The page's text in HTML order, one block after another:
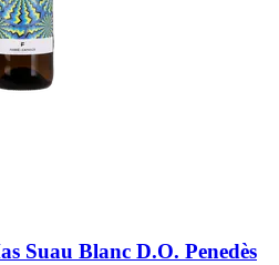
Suau Blanc D.O. Penedès